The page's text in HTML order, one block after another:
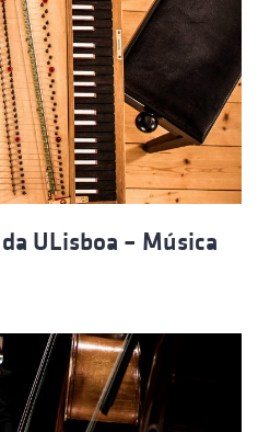
ULisboa – Música